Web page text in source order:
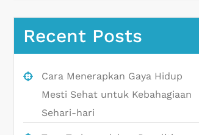
Recent Posts
Cara Menerapkan Gaya Hidup
Mesti Sehat untuk Kebahagiaan
Sehari-hari